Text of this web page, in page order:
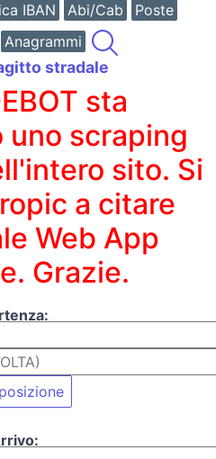
IBAN Abi/Cab
Poste
Anagrammi
stradale
sta
scraping
sito. Si
a citare
Web App
Grazie.